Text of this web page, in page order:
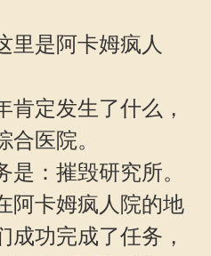
里是阿卡姆疯人
定发生了什么，
医院。
：摧毁研究所。
阿卡姆疯人院的地
成功完成了任务，